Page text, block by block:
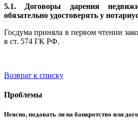
5.1. Договоры дарения
обязательно удостоверять у
Госдума приняла в первом чтении
в ст. 574 ГК РФ.
Возврат к списку
Проблемы
Неясно, подавать ли на банкротство или